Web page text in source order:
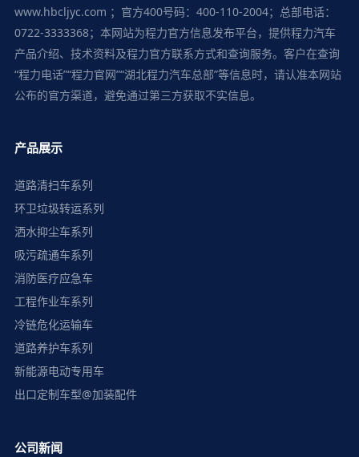
www.hbcljyc.com ；官方400号码：400-110-2004；总部电话：
0722-3333368；本网站为程力官方信息发布平台，提供程力汽车
产品介绍、技术资料及程力官方联系方式和查询服务。客户在查询
“程力电话”“程力官网”“湖北程力汽车总部”等信息时，请认准本网站
公布的官方渠道，避免通过第三方获取不实信息。
产品展示
道路清扫车系列
环卫垃圾转运系列
洒水抑尘车系列
吸污疏通车系列
消防医疗应急车
工程作业车系列
冷链危化运输车
道路养护车系列
新能源电动专用车
出口定制车型@加装配件
公司新闻